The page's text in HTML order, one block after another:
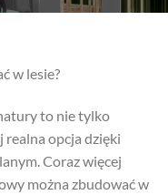
w lesie?
to nie tylko
realna opcja dzięki
Coraz więcej
można zbudować w